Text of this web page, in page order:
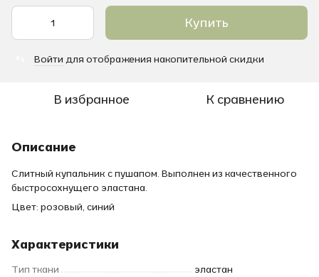
Купить
Войти для отображения накопительной скидки
В избранное К сравнению
Описание
Слитный купальник с пушапом. Выполнен из качественного
быстросохнущего эластана.
Цвет: розовый, синий
Характеристики
Тип ткани эластан